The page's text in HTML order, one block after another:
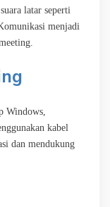
latar seperti
menjadi
Windows,
kabel
dan mendukung